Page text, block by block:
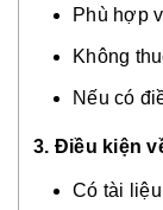
Phù hợp
Không
Nếu có
3. Điều kiện
Có tài